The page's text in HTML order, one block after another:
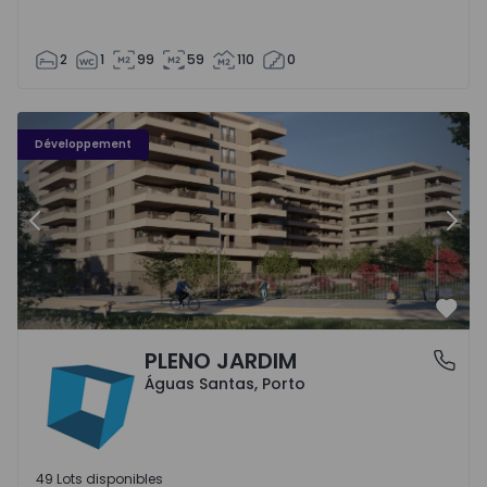
2 1 99 59 110 0
Développement
PLENO JARDIM - 3
Précédent
Águas Santas, PortoPLENO JARDIM
Águas Santas, Porto
49 Lots disponibles